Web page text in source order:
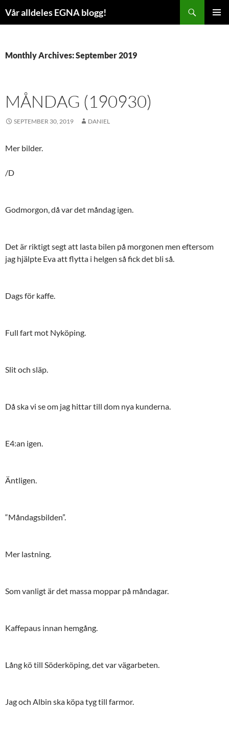
toVår alldeles EGNA blogg!
Monthly Archives: September 2019
MÅNDAG (190930)
SEPTEMBER 30, 2019 DANIEL
Mer bilder.
/D
Godmorgon, då var det måndag igen.
Det är riktigt segt att lasta bilen på morgonen men eftersom
jag hjälpte Eva att flytta i helgen så fick det bli så.
Dags för kaffe.
Full fart mot Nyköping.
Slit och släp.
Då ska vi se om jag hittar till dom nya kunderna.
E4:an igen.
Äntligen.
“Måndagsbilden”.
Mer lastning.
Som vanligt är det massa moppar på måndagar.
Kaffepaus innan hemgång.
Lång kö till Söderköping, det var vägarbeten.
Jag och Albin ska köpa tyg till farmor.